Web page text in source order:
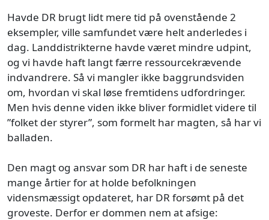
​Havde DR brugt lidt mere tid på ovenstående 2
eksempler, ville samfundet være helt anderledes i
dag. Landdistrikterne havde været mindre udpint,
og vi havde haft langt færre ressourcekrævende
indvandrere. Så vi mangler ikke baggrundsviden
om, hvordan vi skal løse fremtidens udfordringer.
Men hvis denne viden ikke bliver formidlet videre til
”folket der styrer”, som formelt har magten, så har vi
balladen.
Den magt og ansvar som DR har haft i de seneste
mange årtier for at holde befolkningen
vidensmæssigt opdateret, har DR forsømt på det
groveste. Derfor er dommen nem at afsige: